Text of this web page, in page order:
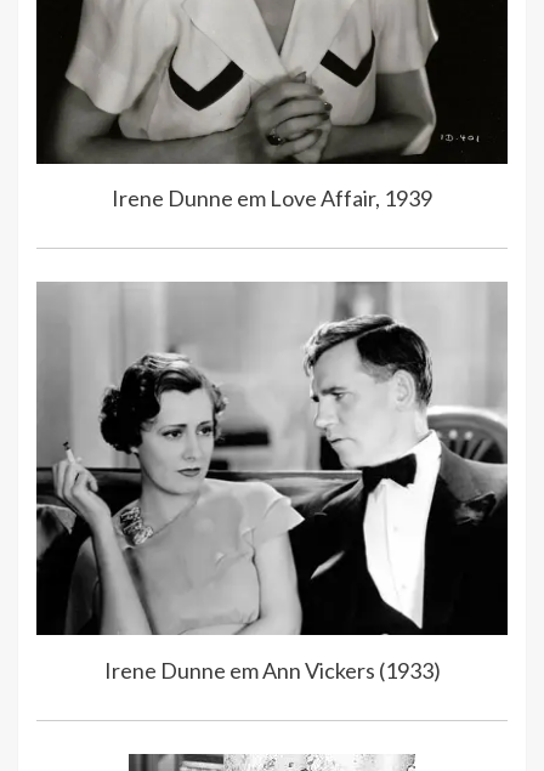
Irene Dunne em Love Affair, 1939
Irene Dunne em Ann Vickers (1933)